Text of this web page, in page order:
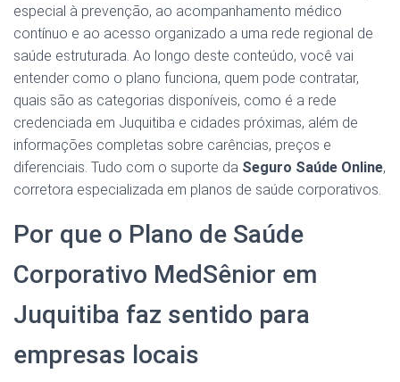
especial à prevenção, ao acompanhamento médico
contínuo e ao acesso organizado a uma rede regional de
saúde estruturada. Ao longo deste conteúdo, você vai
entender como o plano funciona, quem pode contratar,
quais são as categorias disponíveis, como é a rede
credenciada em Juquitiba e cidades próximas, além de
informações completas sobre carências, preços e
diferenciais. Tudo com o suporte da Seguro Saúde Online,
corretora especializada em planos de saúde corporativos.
Por que o Plano de Saúde
Corporativo MedSênior em
Juquitiba faz sentido para
empresas locais